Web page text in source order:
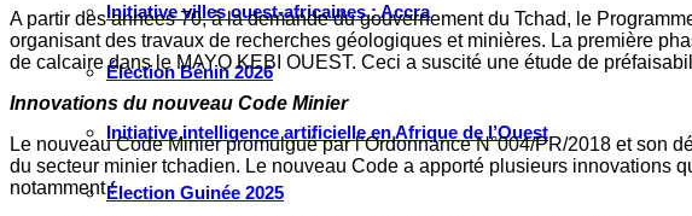
Initiative villes ouest-africaines : Accra
Élection Bénin 2026
Initiative intelligence artificielle en Afrique de l’Ouest
Élection Guinée 2025
A partir des années 70, à la demande du gouvernement du Tchad, le
organisant des travaux de recherches géologiques et minières. La première
de calcaire dans le MAYO KEBI OUEST. Ceci a suscité une étude de
Innovations du nouveau Code Minier
Le nouveau Code Minier promulgué par l’Ordonnance N°004/PR/2018 et son
du secteur minier tchadien. Le nouveau Code a apporté plusieurs innovations
notamment :